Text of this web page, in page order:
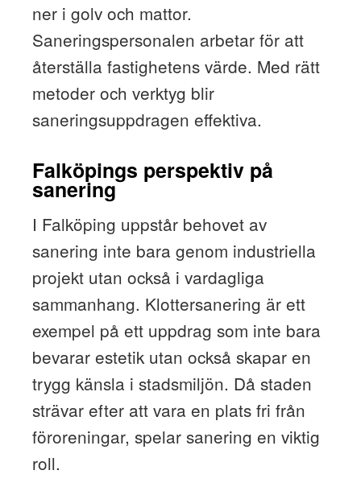
ner i golv och mattor.
Saneringspersonalen arbetar för att
återställa fastighetens värde. Med rätt
metoder och verktyg blir
saneringsuppdragen effektiva.
Falköpings perspektiv på
sanering
I Falköping uppstår behovet av
sanering inte bara genom industriella
projekt utan också i vardagliga
sammanhang. Klottersanering är ett
exempel på ett uppdrag som inte bara
bevarar estetik utan också skapar en
trygg känsla i stadsmiljön. Då staden
strävar efter att vara en plats fri från
föroreningar, spelar sanering en viktig
roll.